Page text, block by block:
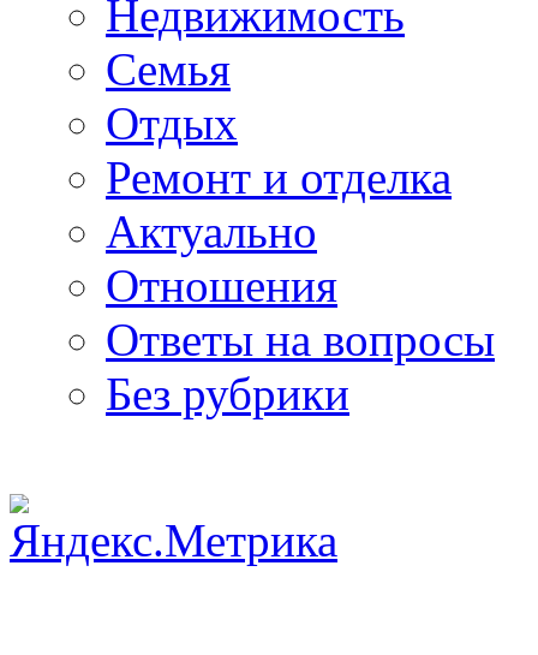
Недвижимость
Семья
Отдых
Ремонт и отделка
Актуально
Отношения
Ответы на вопросы
Без рубрики